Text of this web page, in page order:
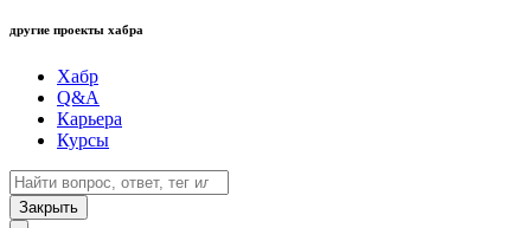
другие проекты хабра
Хабр
Q&A
Карьера
Курсы
Закрыть